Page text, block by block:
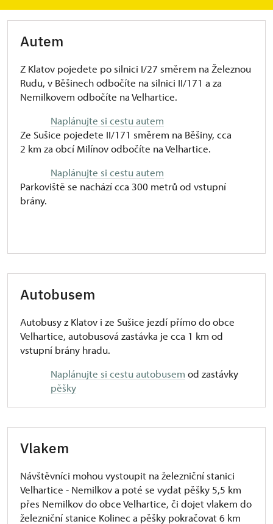
Autem
Z Klatov pojedete po silnici I/27 směrem na Železnou
Rudu, v Běšinech odbočíte na silnici II/171 a za
Nemilkovem odbočíte na Velhartice.
Naplánujte si cestu autem
Ze Sušice pojedete II/171 směrem na Běšiny, cca
2 km za obcí Milínov odbočíte na Velhartice.
Naplánujte si cestu autem
Parkoviště se nachází cca 300 metrů od vstupní
brány.
Autobusem
Autobusy z Klatov i ze Sušice jezdí přímo do obce
Velhartice, autobusová zastávka je cca 1 km od
vstupní brány hradu.
Naplánujte si cestu autobusem od zastávky
pěšky
Vlakem
Návštěvníci mohou vystoupit na železniční stanici
Velhartice - Nemilkov a poté se vydat pěšky 5,5 km
přes Nemilkov do obce Velhartice, či dojet vlakem do
železniční stanice Kolinec a pěšky pokračovat 6 km